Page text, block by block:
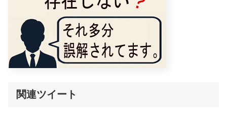
関連ツイート